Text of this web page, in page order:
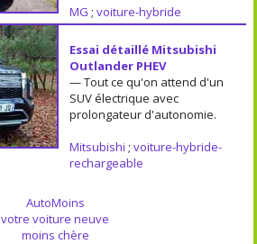
MG ; voiture-hybride
Essai détaillé Mitsubishi
Outlander PHEV
— Tout ce qu'on attend d'un
SUV électrique avec
prolongateur d'autonomie.
Mitsubishi ; voiture-hybride-
rechargeable
AutoMoins
votre voiture neuve
moins chère